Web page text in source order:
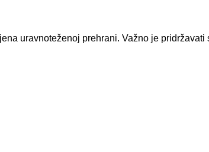
uravnoteženoj prehrani. Važno je